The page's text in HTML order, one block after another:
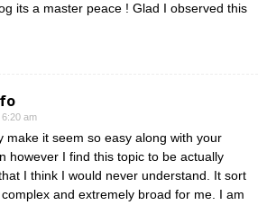
its a master peace ! Glad I observed this
6:20 am
make it seem so easy along with your
however I find this topic to be actually
I think I would never understand. It sort
and extremely broad for me. I am